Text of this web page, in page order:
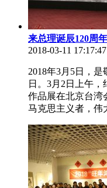
来总理诞辰120周
2018-03-11 17:17:47
2018年3月5日，
日。3月2日上午
作品展在北京台湾
马克思主义者，伟